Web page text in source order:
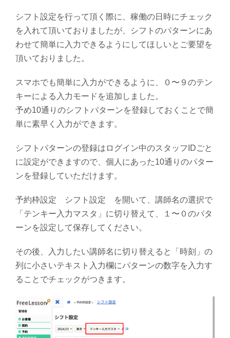
シフト設定を行って頂く際に、稼働の日時にチェック
を入れて頂いておりましたが、シフトのパターンにあ
わせて簡単に入力できるようにしてほしいとご要望を
頂いておりました。
スマホでも簡単に入力ができるように、０〜９のテン
キーによる入力モードを追加しました。
予め10通りのシフトパターンを登録しておくことで簡
単に素早く入力ができます。
シフトパターンの登録はログイン中のスタッフIDごと
に設定ができますので、個人にあった10通りのパター
ンを登録していただけます。
予約枠設定 シフト設定 を開いて、講師名の選択で
「テンキー入力マスタ」に切り替えて、１〜０のパタ
ーンを設定して保存してください。
その後、入力したい講師名に切り替えると「時刻」の
列に小さいテキスト入力欄にパターンの数字を入力す
ることでチェックがつきます。